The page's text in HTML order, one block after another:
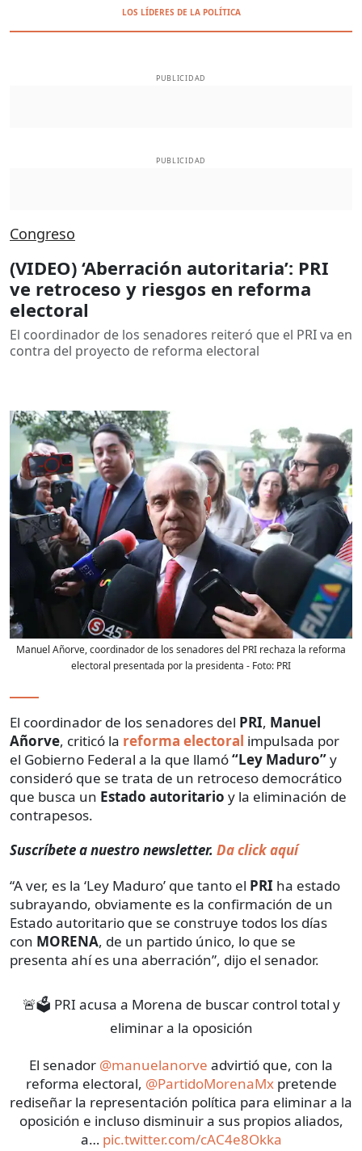
LOS LÍDERES DE LA POLÍTICA
PUBLICIDAD
PUBLICIDAD
Congreso
(VIDEO) ‘Aberración autoritaria’: PRI
ve retroceso y riesgos en reforma
electoral
El coordinador de los senadores reiteró que el PRI va en
contra del proyecto de reforma electoral
Manuel Añorve, coordinador de los senadores del PRI rechaza la reforma
electoral presentada por la presidenta - Foto: PRI
El coordinador de los senadores del PRI, Manuel
Añorve, criticó la reforma electoral impulsada por
el Gobierno Federal a la que llamó“Ley Maduro”y
consideró que se trata de un retroceso democrático
que busca un Estado autoritario y la eliminación de
contrapesos.
Suscríbete a nuestro newsletter. Da click aquí
“A ver, es la ‘Ley Maduro’ que tanto el PRI ha estado
subrayando, obviamente es la confirmación de un
Estado autoritario que se construye todos los días
con MORENA, de un partido único, lo que se
presenta ahí es una aberración”, dijo el senador.
🚨🗳️ PRI acusa a Morena de buscar control total y
eliminar a la oposición
El senador @manuelanorve advirtió que, con la
reforma electoral, @PartidoMorenaMxpretende
rediseñar la representación política para eliminar a la
oposición e incluso disminuir a sus propios aliados,
a… pic.twitter.com/cAC4e8Okka